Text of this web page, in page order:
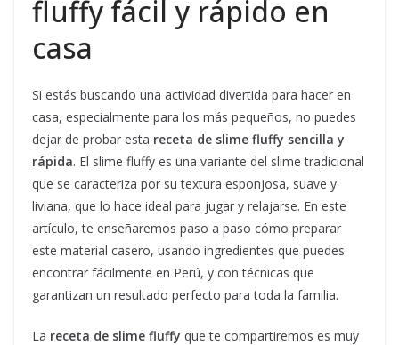
fluffy fácil y rápido en
casa
Si estás buscando una actividad divertida para hacer en
casa, especialmente para los más pequeños, no puedes
dejar de probar esta receta de slime fluffy sencilla y
rápida. El slime fluffy es una variante del slime tradicional
que se caracteriza por su textura esponjosa, suave y
liviana, que lo hace ideal para jugar y relajarse. En este
artículo, te enseñaremos paso a paso cómo preparar
este material casero, usando ingredientes que puedes
encontrar fácilmente en Perú, y con técnicas que
garantizan un resultado perfecto para toda la familia.
La receta de slime fluffy que te compartiremos es muy